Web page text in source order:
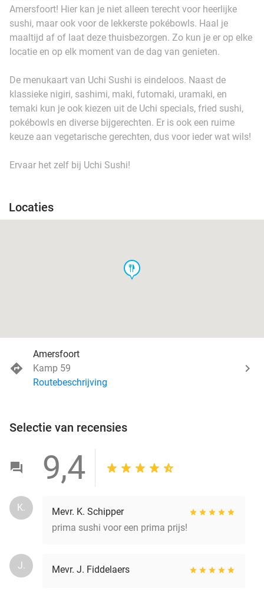
Amersfoort! Hier kan je niet alleen terecht voor heerlijke
sushi, maar ook voor de lekkerste pokébowls. Haal je
maaltijd af of laat deze thuisbezorgen. Zo kun je er op elke
locatie en op elk moment van de dag van genieten.
De menukaart van Uchi Sushi is eindeloos. Naast de
klassieke nigiri, sashimi, maki, futomaki, uramaki, en
temaki kun je ook kiezen uit de Uchi specials, fried sushi,
pokébowls en diverse bijgerechten. Er is ook een ruime
keuze aan vegetarische gerechten, dus voor ieder wat wils!
Ervaar het zelf bij Uchi Sushi!
Locaties
food
Amersfoort
Kamp 59
Routebeschrijving
Selectie van recensies
9,4
K.
Mevr. K. Schipper
prima sushi voor een prima prijs!
J. Mevr. J. Fiddelaers